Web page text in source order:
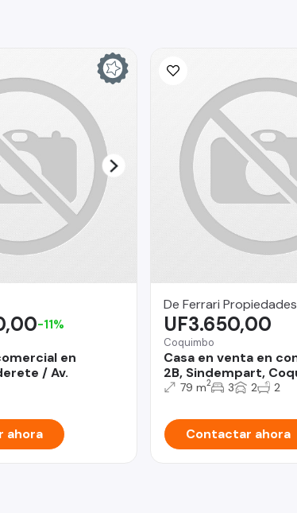
en
/ Av.
-11%
ahora
De Ferrari Propiedades
Coquimbo
Casa en venta en
2B, Sindempart,
UF3.650,00
79 m2 3 2 2
Contactar ahora